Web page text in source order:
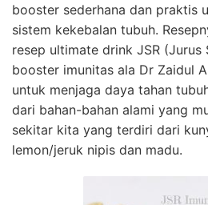
booster sederhana dan praktis
sistem kekebalan tubuh.
resep ultimate drink JSR (Jurus
booster imunitas ala Dr Zaidul
untuk menjaga daya tahan
dari bahan-bahan alami yang
sekitar kita yang terdiri dari
lemon/jeruk nipis dan madu.